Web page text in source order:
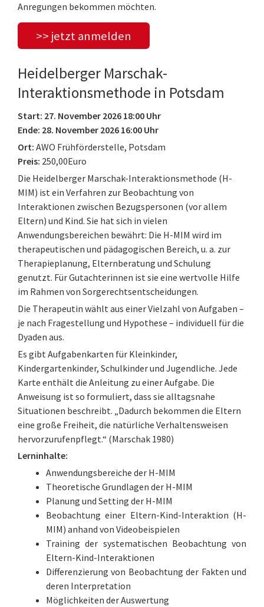
Anregungen bekommen möchten.
>> jetzt anmelden
Heidelberger Marschak-
Interaktionsmethode in Potsdam
Start: 27. November 2026 18:00 Uhr
Ende: 28. November 2026 16:00 Uhr
Ort: AWO Frühförderstelle, Potsdam
Preis: 250,00Euro
Die Heidelberger Marschak-Interaktionsmethode (H-
MIM) ist ein Verfahren zur Beobachtung von
Interaktionen zwischen Bezugspersonen (vor allem
Eltern) und Kind. Sie hat sich in vielen
Anwendungsbereichen bewährt: Die H-MIM wird im
therapeutischen und pädagogischen Bereich, u. a. zur
Therapieplanung, Elternberatung und Schulung
genutzt. Für Gutachterinnen ist sie eine wertvolle Hilfe
im Rahmen von Sorgerechtsentscheidungen.
Die Therapeutin wählt aus einer Vielzahl von Aufgaben –
je nach Fragestellung und Hypothese – individuell für die
Dyaden aus.
Es gibt Aufgabenkarten für Kleinkinder,
Kindergartenkinder, Schulkinder und Jugendliche. Jede
Karte enthält die Anleitung zu einer Aufgabe. Die
Anweisung ist so formuliert, dass sie alltagsnahe
Situationen beschreibt. „Dadurch bekommen die Eltern
eine große Freiheit, die natürliche Verhaltensweisen
hervorzurufenpflegt.“ (Marschak 1980)
Lerninhalte:
Anwendungsbereiche der H-MIM
Theoretische Grundlagen der H-MIM
Planung und Setting der H-MIM
Beobachtung einer Eltern-Kind-Interaktion (H-
MIM) anhand von Videobeispielen
Training der systematischen Beobachtung von
Eltern-Kind-Interaktionen
Differenzierung von Beobachtung der Fakten und
deren Interpretation
Möglichkeiten der Auswertung